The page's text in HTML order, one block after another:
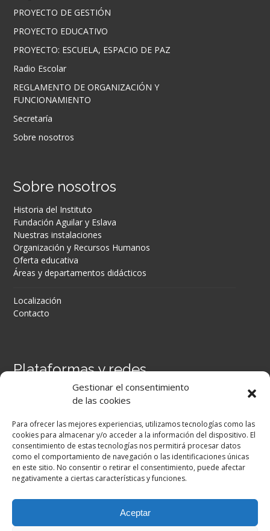
Gestionar el consentimiento
de las cookies
Para ofrecer las mejores experiencias, utilizamos tecnologías como las
cookies para almacenar y/o acceder a la información del dispositivo. El
consentimiento de estas tecnologías nos permitirá procesar datos
como el comportamiento de navegación o las identificaciones únicas
en este sitio. No consentir o retirar el consentimiento, puede afectar
negativamente a ciertas características y funciones.
Aceptar
PROYECTO DE GESTIÓN
PROYECTO EDUCATIVO
PROYECTO: ESCUELA, ESPACIO DE PAZ
Radio Escolar
REGLAMENTO DE ORGANIZACIÓN Y
FUNCIONAMIENTO
Secretaría
Sobre nosotros
Sobre nosotros
Historia del Instituto
Fundación Aguilar y Eslava
Nuestras instalaciones
Organización y Recursos Humanos
Oferta educativa
Áreas y departamentos didácticos
Localización
Contacto
Plataformas y redes
Secretaría Virtual
Facebook